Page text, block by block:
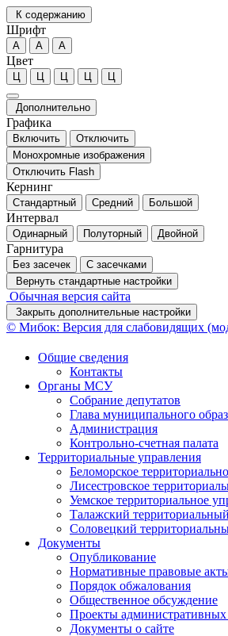
К содержанию
Шрифт
А А А
Цвет
Ц Ц Ц Ц Ц
Дополнительно
Графика
Включить
Отключить
Монохромные изображения
Отключить Flash
Кернинг
Стандартный Средний Большой
Интервал
Одинарный Полуторный Двойной
Гарнитура
Без засечек
С засечками
Вернуть стандартные настройки
Обычная версия сайта
Закрыть дополнительные настройки
© Мибок: Версия для слабовидящих
Общие сведения
Контакты
Органы МСУ
Собрание депутатов
Глава муниципального
Администрация
Контрольно-счетная палата
Территориальные управления
Беломорское
Лисестровское
Уемское территориальное
Талажский
Соловецкий
Документы
Опубликование
Нормативные правовые
Порядок обжалования
Общественное обсуждение
Проекты административных
Документы о сайте